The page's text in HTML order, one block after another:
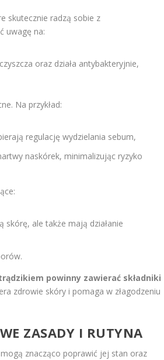
skutecznie radzą sobie z
uwagę na:
oraz działa antybakteryjnie,
Na przykład:
regulację wydzielania sebum,
naskórek, minimalizując ryzyko
skórę, ale także mają działanie
powinny zawierać składniki
zdrowie skóry i pomaga w złagodzeniu
ZASADY I RUTYNA
znacząco poprawić jej stan oraz